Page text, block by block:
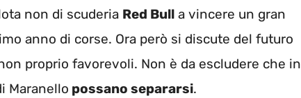
non di scuderia Red Bull a vincere un gran
anno di corse. Ora però si discute del futuro
proprio favorevoli. Non è da escludere che in
Maranello possano separarsi.